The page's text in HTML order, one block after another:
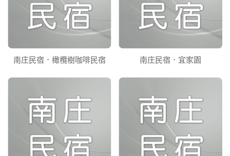
南庄民宿．橄欖樹咖啡民宿 南庄民宿．宜家園